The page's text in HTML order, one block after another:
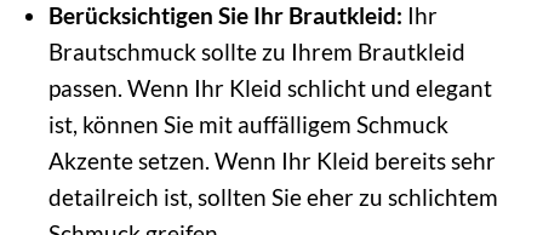
Berücksichtigen Sie Ihr Brautkleid: Ihr
Brautschmuck sollte zu Ihrem Brautkleid
passen. Wenn Ihr Kleid schlicht und elegant
ist, können Sie mit auffälligem Schmuck
Akzente setzen. Wenn Ihr Kleid bereits sehr
detailreich ist, sollten Sie eher zu schlichtem